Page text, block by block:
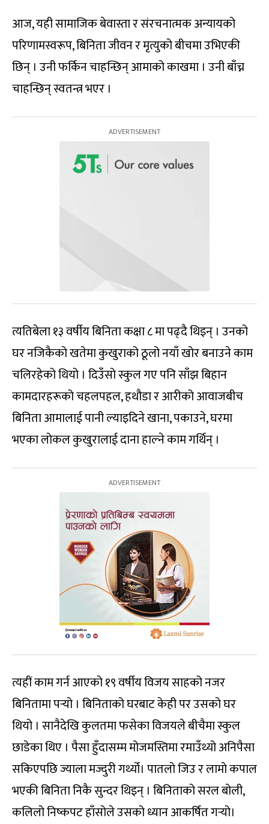
आज, यही सामाजिक बेवास्ता र संरचनात्मक अन्यायको
परिणामस्वरूप, बिनिता जीवन र मृत्युको बीचमा उभिएकी
छिन् । उनी फर्किन चाहन्छिन् आमाको काखमा । उनी बाँच्न
चाहन्छिन् स्वतन्त्र भएर ।
त्यतिबेला १३ वर्षीय बिनिता कक्षा ८ मा पढ्दै थिइन् । उनको
घर नजिकैको खतेमा कुखुराको ठूलो नयाँ खोर बनाउने काम
चलिरहेको थियो । दिउँसो स्कुल गए पनि साँझ बिहान
कामदारहरूको चहलपहल, हथौडा र आरीको आवाजबीच
बिनिता आमालाई पानी ल्याइदिने खाना, पकाउने, घरमा
भएका लोकल कुखुरालाई दाना हाल्ने काम गर्थिन् ।
त्यहीं काम गर्न आएको १९ वर्षीय विजय साहको नजर
बिनितामा पर्‍यो । बिनिताको घरबाट केही पर उसको घर
थियो । सानैदेखि कुलतमा फसेका विजयले बीचैमा स्कुल
छाडेका थिए । पैसा हुँदासम्म मोजमस्तिमा रमाउँथ्यो अनिपैसा
सकिएपछि ज्याला मज्दुरी गर्थ्यो। पातलो जिउ र लामो कपाल
भएकी बिनिता निकै सुन्दर थिइन् । बिनिताको सरल बोली,
कलिलो निष्कपट हाँसोले उसको ध्यान आकर्षित गर्‍यो।